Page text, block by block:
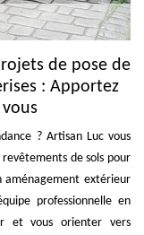
de pose de
: Apportez
? Artisan Luc vous
de sols pour
aménagement extérieur
professionnelle en
et vous orienter vers